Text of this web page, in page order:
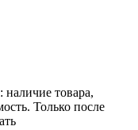
наличие товара,
Только после